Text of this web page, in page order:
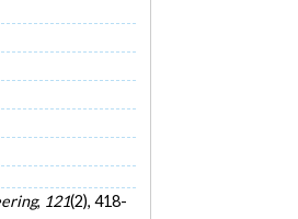
, 121(2), 418-